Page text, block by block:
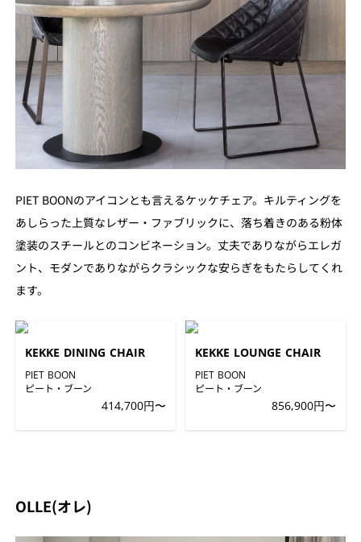
PIET BOONのアイコンとも言えるケッケチェア。キルティングを
あしらった上質なレザー・ファブリックに、落ち着きのある粉体
塗装のスチールとのコンビネーション。丈夫でありながらエレガ
ント、モダンでありながらクラシックな安らぎをもたらしてくれ
ます。
KEKKE DINING CHAIR
PIET BOON
ピート・ブーン
414,700円〜
KEKKE LOUNGE CHAIR
PIET BOON
ピート・ブーン
856,900円〜
OLLE(オレ)